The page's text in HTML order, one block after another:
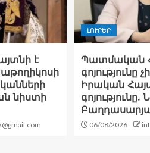
է
նիստի
ԼՈՒՐԵՐ
Պատմական
գոյությունը
Իրական
գոյությունը.
06/08/2026